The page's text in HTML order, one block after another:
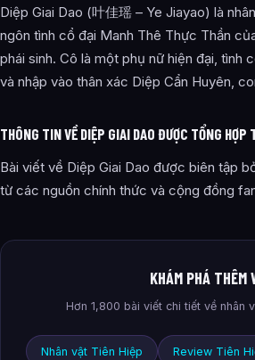
Diệp Giai Dao (叶佳瑶 – Ye Jiayao) là
ngôn tình cổ đại Manh Thê Thực Thần
phái sinh. Cô là một phụ nữ hiện đại, tình
và nhập vào thân xác Diệp Cẩn Huyên,
THÔNG TIN VỀ DIỆP GIAI DAO ĐƯỢC TỔNG HỢP
Bài viết về Diệp Giai Dao được biên tập
từ các nguồn chính thức và cộng đồng
KHÁM PHÁ THÊM
Hơn 1,800 bài viết chi tiết về nhân
Nhân vật Tiên Hiệp Review Tiên